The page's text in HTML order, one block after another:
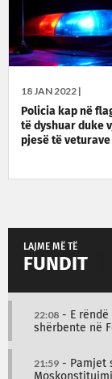
18 JAN 2022 |
Policia kap në
të dyshuar duke
pjesë të veturave
LAJME MË TË
FUNDIT
22:08 - E
shërbente në
21:59 - Pamjet